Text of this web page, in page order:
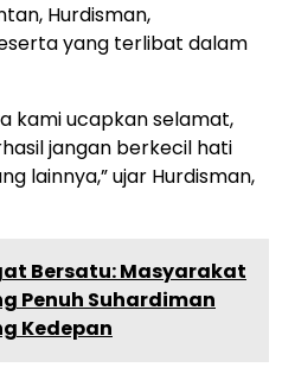
Hurdisman,
yang terlibat dalam
kami ucapkan selamat,
jangan berkecil hati
lainnya,” ujar Hurdisman,
Bersatu: Masyarakat
Penuh Suhardiman
Kedepan